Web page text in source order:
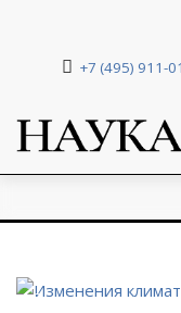
+7 (495) 911-